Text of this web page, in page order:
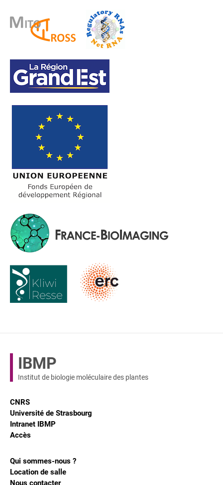
IBMP
Institut de biologie moléculaire des plantes
CNRS
Université de Strasbourg
Intranet IBMP
Accès
Qui sommes-nous ?
Location de salle
Nous contacter